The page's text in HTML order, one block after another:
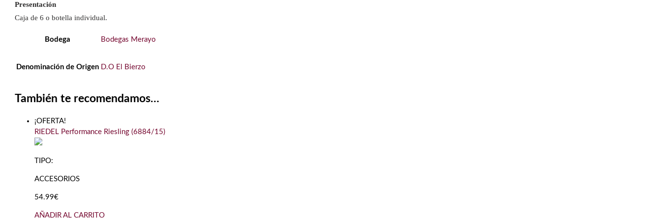
Presentación
Caja de 6 o botella individual.
Bodega Bodegas Merayo
Denominación de Origen D.O El Bierzo
También te recomendamos…
¡OFERTA!
RIEDEL Performance Riesling (6884/15)
TIPO:
ACCESORIOS
54.99€
AÑADIR AL CARRITO